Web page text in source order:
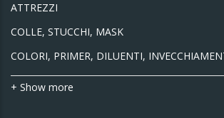
ATTREZZI
COLLE, STUCCHI, MASK
COLORI, PRIMER, DILUENTI,
+ Show more